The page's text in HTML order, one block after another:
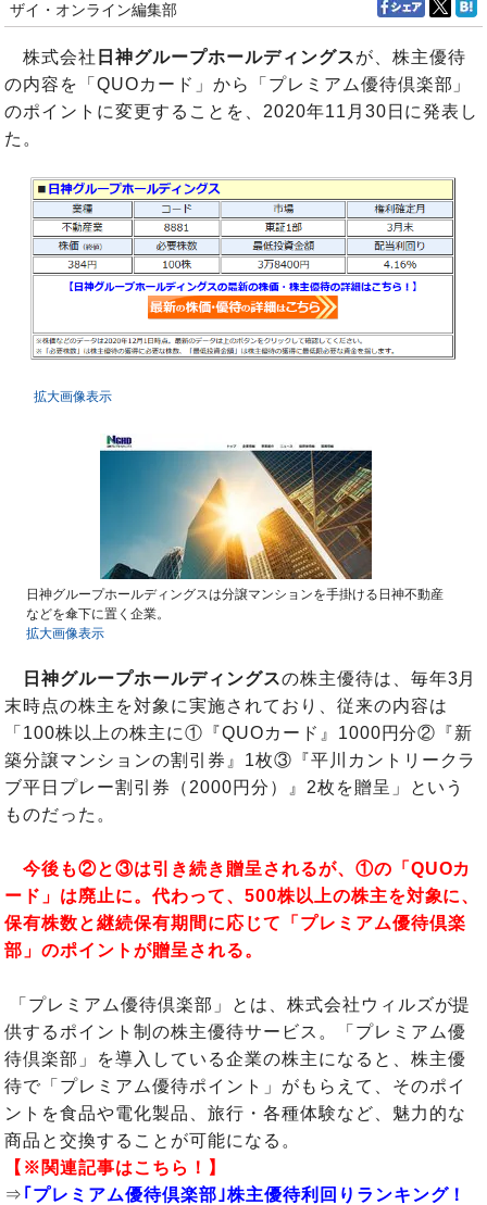
ザイ・オンライン編集部
株式会社 日神グループホールディングスが、株主優待
の内容を「QUOカード」から「プレミアム優待倶楽部」
のポイントに変更することを、2020年11月30日に発表し
た。
拡大画像表示
日神グループホールディングスは分譲マンションを手掛ける日神不動産
などを傘下に置く企業。
拡大画像表示
日神グループホールディングスの株主優待は、毎年3月
末時点の株主を対象に実施されており、従来の内容は
「100株以上の株主に①『QUOカード』1000円分②『新
築分譲マンションの割引券』1枚③『平川カントリークラ
ブ平日プレー割引券（2000円分）』2枚を贈呈」という
ものだった。
今後も②と③は引き続き贈呈されるが、①の「QUOカ
ード」は廃止に。代わって、500株以上の株主を対象に、
保有株数と継続保有期間に応じて「プレミアム優待倶楽
部」のポイントが贈呈される。
「プレミアム優待倶楽部」とは、株式会社ウィルズが提
供するポイント制の株主優待サービス。「プレミアム優
待倶楽部」を導入している企業の株主になると、株主優
待で「プレミアム優待ポイント」がもらえて、そのポイ
ントを食品や電化製品、旅行・各種体験など、魅力的な
商品と交換することが可能になる。
【※関連記事はこちら！】
⇒ ｢プレミアム優待倶楽部｣株主優待利回りランキング！